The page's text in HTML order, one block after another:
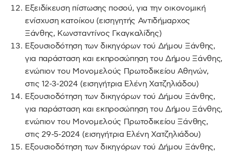
Εξειδίκευση πίστωσης ποσού, για την οικονομική
ενίσχυση κατοίκου (εισηγητής Αντιδήμαρχος
Ξάνθης, Κωνσταντίνος Γκαγκαλίδης)
Εξουσιοδότηση των δικηγόρων τού Δήμου Ξάνθης,
για παράσταση και εκπροσώπηση του Δήμου Ξάνθης,
ενώπιον του Μονομελούς Πρωτοδικείου Αθηνών,
στις 12-3-2024 (εισηγήτρια Ελένη Χατζηλιάδου)
Εξουσιοδότηση των δικηγόρων τού Δήμου Ξάνθης,
για παράσταση και εκπροσώπηση του Δήμου Ξάνθης,
ενώπιον του Μονομελούς Πρωτοδικείου Ξάνθης,
στις 29-5-2024 (εισηγήτρια Ελένη Χατζηλιάδου)
Εξουσιοδότηση των δικηγόρων τού Δήμου Ξάνθης,